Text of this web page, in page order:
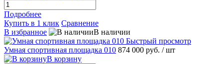
Подробнее
Купить в 1 клик Сравнение
В избранное
В наличии
Быстрый просмотр
Умная спортивная площадка 010 874 000 руб. / шт
В корзину